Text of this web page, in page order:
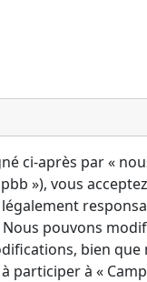
ci-après par «
»), vous
légalement
pouvons
bien
participer à «